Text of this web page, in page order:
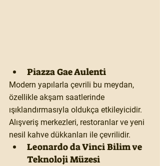
Piazza Gae Aulenti
Modern yapılarla çevrili bu meydan,
özellikle akşam saatlerinde
ışıklandırmasıyla oldukça etkileyicidir.
Alışveriş merkezleri, restoranlar ve yeni
nesil kahve dükkanları ile çevrilidir.
Leonardo da Vinci Bilim ve
Teknoloji Müzesi